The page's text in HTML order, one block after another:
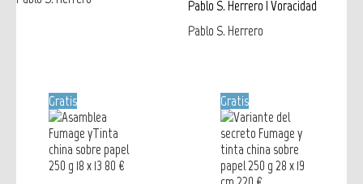
Pablo S. Herrero | Voracidad
Pablo S. Herrero
Gratis Gratis